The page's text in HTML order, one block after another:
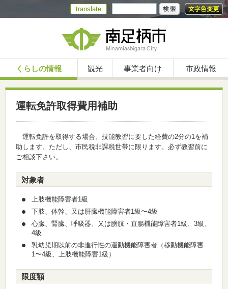
translate
くらしの情報 観光 事業者向け 市政情報
運転免許取得費用補助
運転免許を取得する場合、技能教習に要した経費の2分の1を補
助します。ただし、市民税非課税世帯に限ります。必ず教習前に
ご相談下さい。
対象者
上肢機能障害者1級
下肢、体幹、又は肝臓機能障害者1級〜4級
心臓、腎臓、呼吸器、又は膀胱・直腸機能障害者1級、3級、
4級
乳幼児期以前の非進行性の運動機能障害者（移動機能障害
1〜4級、上肢機能障害1級）
限度額